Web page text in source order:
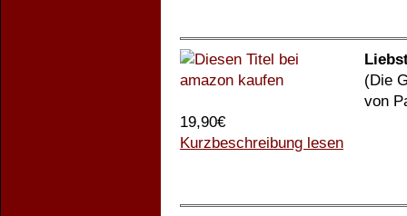
(Die
von
19,90€
Kurzbeschreibung lesen